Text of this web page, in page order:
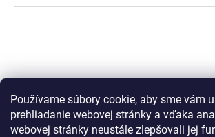
Používame súbory cookie, aby sme vám
prehliadanie webovej stránky a vďaka
webovej stránky neustále zlepšovali jej